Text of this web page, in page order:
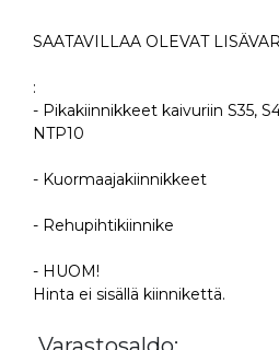
SAATAVILLAA OLEVAT
:
- Pikakiinnikkeet kaivuriin S35,
NTP10
- Kuormaajakiinnikkeet
- Rehupihtikiinnike
- HUOM!
Hinta ei sisällä kiinnikettä.